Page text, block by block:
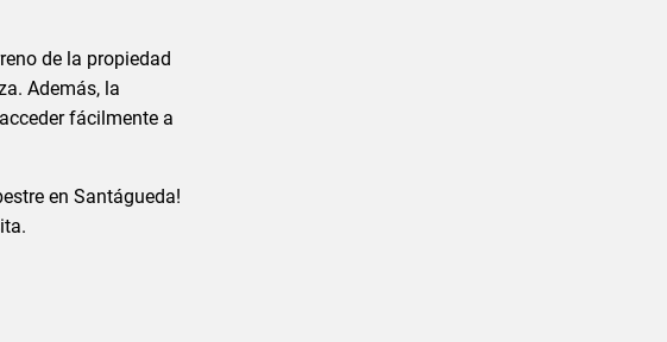
de la propiedad
Además, la
fácilmente a
en Santágueda!